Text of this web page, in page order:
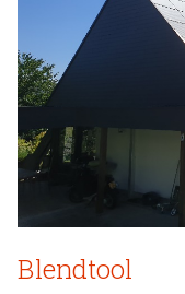
Blendtool